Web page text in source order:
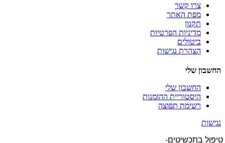
צרו קשר
מפת האתר
תקנון
מדיניות הפרטיות
ביטולים
הצהרת נגישות
החשבון שלי
החשבון שלי
היסטוריית ההזמנות
רשימת תפוצה
נגישות
טיפול בתכשיטים-